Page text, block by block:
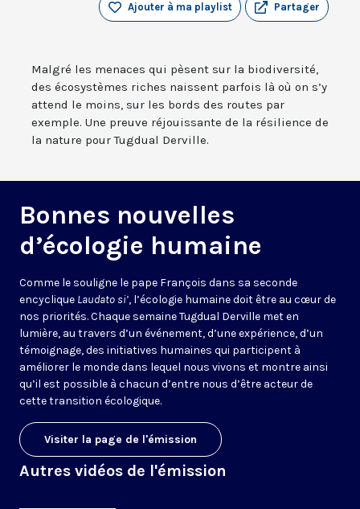
Partager
Ajouter à ma playlist
Malgré les menaces qui pèsent sur la biodiversité,
des écosystèmes riches naissent parfois là où on s’y
attend le moins, sur les bords des routes par
exemple. Une preuve réjouissante de la résilience de
la nature pour Tugdual Derville.
Bonnes nouvelles
d’écologie humaine
Comme le souligne le pape François dans sa seconde
encyclique Laudato si’, l’écologie humaine doit être au cœur de
nos priorités. Chaque semaine Tugdual Derville met en
lumière, au travers d’un événement, d’une expérience, d’un
témoignage, des initiatives humaines qui participent à
améliorer le monde dans lequel nous vivons et montre ainsi
qu’il est possible à chacun d’entre nous d’être acteur de
cette transition écologique.
Visiter la page de l'émission
Autres vidéos de l'émission